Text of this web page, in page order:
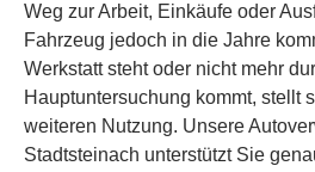
Weg zur Arbeit, Einkäufe oder
Fahrzeug jedoch in die Jahre
Werkstatt steht oder nicht mehr
Hauptuntersuchung kommt, stellt
weiteren Nutzung. Unsere
Stadtsteinach unterstützt Sie